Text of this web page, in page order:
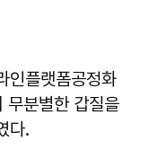
인플랫폼공정화
무분별한 갑질을
다.